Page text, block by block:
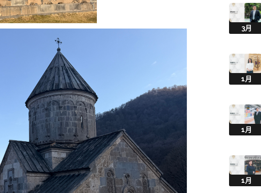
3月
1月
1月
1月